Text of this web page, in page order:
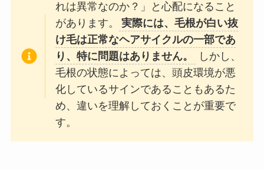
れは異常なのか？」と心配になること
があります。
実際には、毛根が白い抜
け毛は正常なヘアサイクルの一部であ
り、特に問題はありません。
しかし、
毛根の状態によっては、頭皮環境が悪
化しているサインであることもあるた
め、違いを理解しておくことが重要で
す。